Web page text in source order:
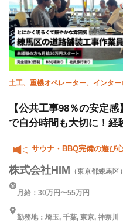
土工、重機オペレーター、インタ
【公共工事98％の安定
で自分時間も大切に！
サウナ・BBQ完備の遊び
株式会社HIM （東京都練馬区）
月給：30万円〜55万円
勤務地：埼玉, 千葉, 東京, 神奈川